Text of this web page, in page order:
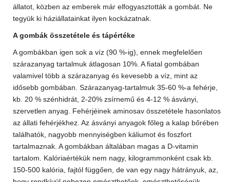
állatot, közben az emberek már elfogyasztották a gombát. Ne
tegyük ki háziállatainkat ilyen kockázatnak.
A gombák összetétele és tápértéke
A gombákban igen sok a víz (90 %-ig), ennek megfelelően
szárazanyag tartalmuk átlagosan 10%. A fiatal gombában
valamivel több a szárazanyag és kevesebb a víz, mint az
idősebb gombában. Szárazanyag-tartalmuk 35-60 %-a fehérje,
kb. 20 % szénhidrát, 2-20% zsírnemű és 4-12 % ásványi,
szervetlen anyag. Fehérjéinek aminosav összetétele hasonlatos
az állati fehérjékhez. Az ásványi anyagok főleg a kalap bőrében
találhatók, nagyobb mennyiségben káliumot és foszfort
tartalmaznak. A gombákban általában magas a D-vitamin
tartalom. Kalóriaértékük nem nagy, kilogrammonként csak kb.
150-500 kalória, fajtól függően, de van egy nagy hátrányuk, az,